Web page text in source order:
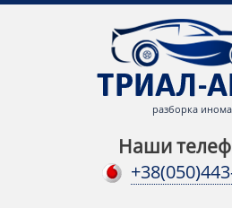
разборка
Наши